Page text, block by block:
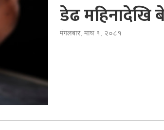
डेढ महिनादेखि
मंगलबार, माघ १, २०८१